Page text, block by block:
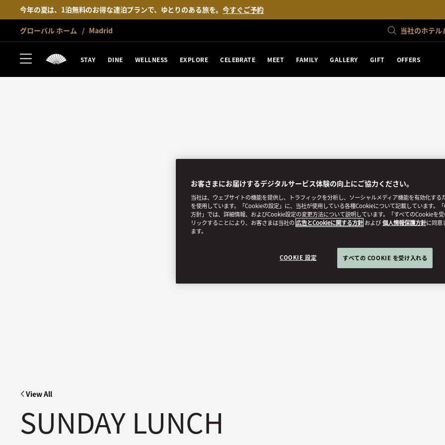
今年の夏は、1泊無料のお得な連泊プランで、ゆとりのある旅を。今すぐご予約
グローバル ホーム Madrid 当社のホテル
STAY DINE WELLNESS EXPLORE CELEBRATE MEET FAMILY GALLERY GIFT OFFERS
View All
SUNDAY LUNCH
お客さまにお届けするデジタルサービス体験の向上にご協力ください。
当社は、ウェブサイトの機能を提供し、トラフィックを分析し、ソーシャルメディア機能を有効化する
を使用しています。「Cookieの設定」に、当社が使用している各種Cookieについて記載しています。
方針」では、詳細情報、およびCookie設定の変更方法について説明しています。「すべてのCookieを
リックすることにより、お客さまは当社の 広告とCookieに関する方針 および個人情報保護方針に同意
ます。
COOKIE 設定 すべての COOKIE を受け入れる